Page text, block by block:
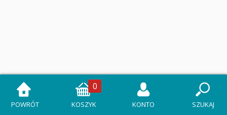
POWRÓT
0
KOSZYK KONTO SZUKAJ